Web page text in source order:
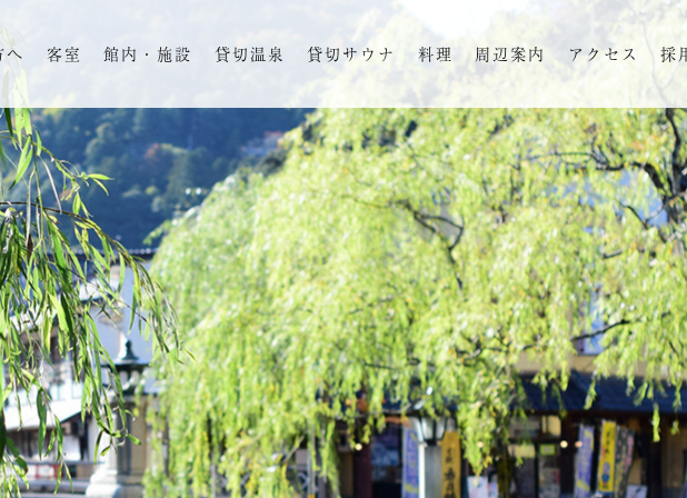
へ 客室 館内・施設 貸切温泉 貸切サウナ 料理 周辺案内 アクセス 採